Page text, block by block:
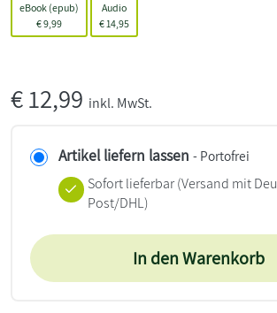
eBook (epub)
€9,99
Audio
€ 14,95
€12,99 inkl. MwSt.
Artikel liefern lassen - Portofrei
Sofort lieferbar(Versand mit
Post/DHL)
In den Warenkorb